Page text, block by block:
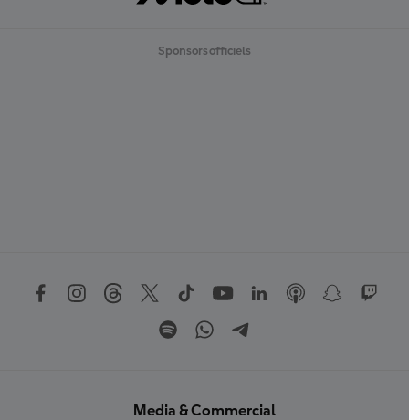
Sponsors officiels
Media & Commercial